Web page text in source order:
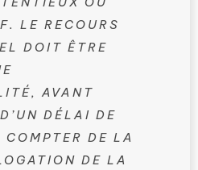
LE RECOURS
DOIT ÊTRE
AVANT
DÉLAI DE
DE LA
DE LA